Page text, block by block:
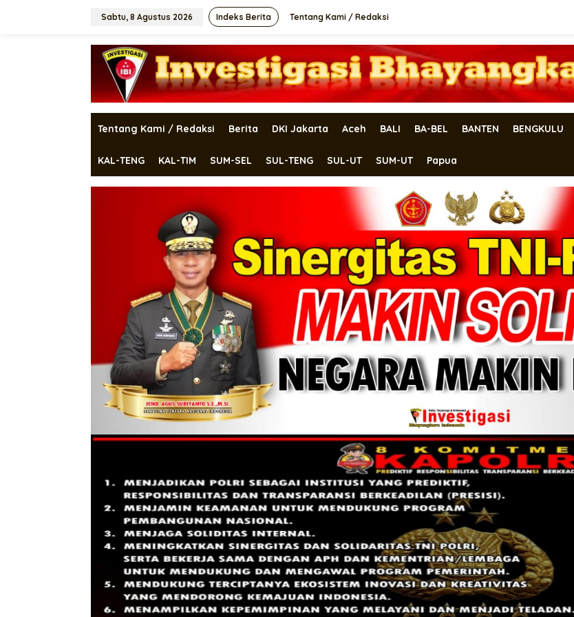
Sabtu, 8 Agustus 2026 Indeks Berita Tentang Kami / Redaksi
Tentang Kami / Redaksi Berita DKI Jakarta Aceh BALI BA-BEL BANTEN BENGKULU
KAL-TENG KAL-TIM SUM-SEL SUL-TENG SUL-UT SUM-UT Papua